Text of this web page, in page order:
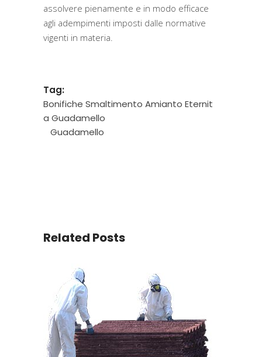
assolvere pienamente e in modo efficace
agli adempimenti imposti dalle normative
vigenti in materia.
Tag:
Bonifiche Smaltimento Amianto Eternit
a Guadamello
Guadamello
Related Posts